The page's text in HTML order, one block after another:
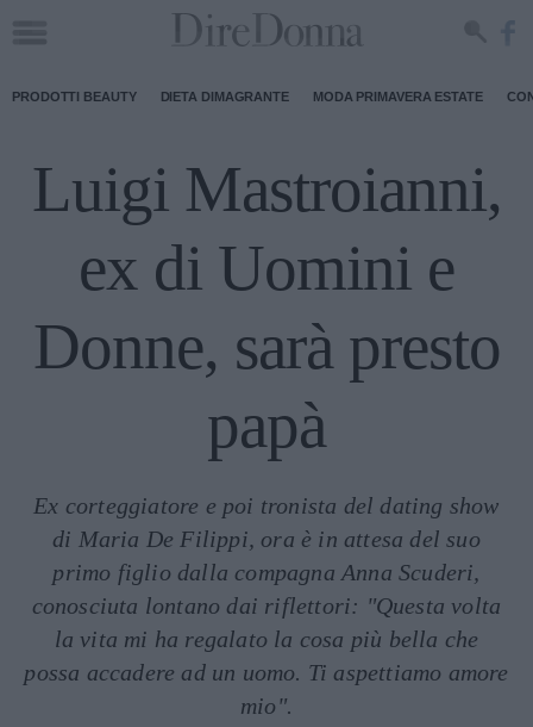
PRODOTTI BEAUTY DIETA DIMAGRANTE MODA PRIMAVERA ESTATE
Luigi Mastroianni,
ex di Uomini e
Donne, sarà presto
papà
Ex corteggiatore e poi tronista del dating show
di Maria De Filippi, ora è in attesa del suo
primo figlio dalla compagna Anna Scuderi,
conosciuta lontano dai riflettori: "Questa volta
la vita mi ha regalato la cosa più bella che
possa accadere ad un uomo. Ti aspettiamo amore
mio".